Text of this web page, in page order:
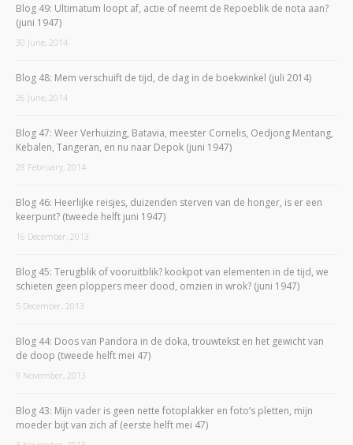
Blog 49: Ultimatum loopt af, actie of neemt de Repoeblik de nota aan?
(juni 1947)
30 June, 2014
Blog 48: Mem verschuift de tijd, de dag in de boekwinkel (juli 2014)
26 June, 2014
Blog 47: Weer Verhuizing, Batavia, meester Cornelis, Oedjong Mentang,
Kebalen, Tangeran, en nu naar Depok (juni 1947)
28 February, 2014
Blog 46: Heerlijke reisjes, duizenden sterven van de honger, is er een
keerpunt? (tweede helft juni 1947)
16 December, 2013
Blog 45: Terugblik of vooruitblik? kookpot van elementen in de tijd, we
schieten geen ploppers meer dood, omzien in wrok? (juni 1947)
5 December, 2013
Blog 44: Doos van Pandora in de doka, trouwtekst en het gewicht van
de doop (tweede helft mei 47)
9 November, 2013
Blog 43: Mijn vader is geen nette fotoplakker en foto’s pletten, mijn
moeder bijt van zich af (eerste helft mei 47)